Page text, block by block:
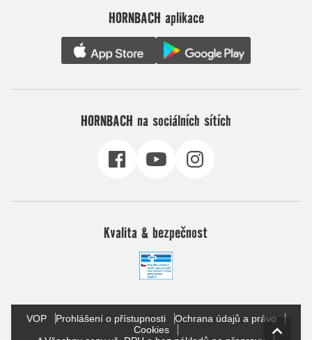
HORNBACH aplikace
HORNBACH na sociálních sítích
Kvalita & bezpečnost
VOP Prohlášení o přístupnosti
Ochrana údajů a právo
Cookies